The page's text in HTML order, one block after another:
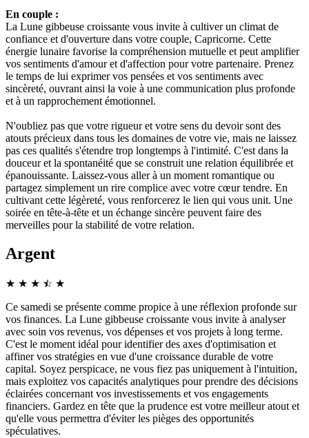
En couple :
La Lune gibbeuse croissante vous invite à cultiver un climat de
confiance et d'ouverture dans votre couple, Capricorne. Cette
énergie lunaire favorise la compréhension mutuelle et peut amplifier
vos sentiments d'amour et d'affection pour votre partenaire. Prenez
le temps de lui exprimer vos pensées et vos sentiments avec
sincèreté, ouvrant ainsi la voie à une communication plus profonde
et à un rapprochement émotionnel.
N'oubliez pas que votre rigueur et votre sens du devoir sont des
atouts précieux dans tous les domaines de votre vie, mais ne laissez
pas ces qualités s'étendre trop longtemps à l'intimité. C'est dans la
douceur et la spontanéité que se construit une relation équilibrée et
épanouissante. Laissez-vous aller à un moment romantique ou
partagez simplement un rire complice avec votre cœur tendre. En
cultivant cette légèreté, vous renforcerez le lien qui vous unit. Une
soirée en tête-à-tête et un échange sincère peuvent faire des
merveilles pour la stabilité de votre relation.
Argent
★ ★ ★ ☆
★ ★
Ce samedi se présente comme propice à une réflexion profonde sur
vos finances. La Lune gibbeuse croissante vous invite à analyser
avec soin vos revenus, vos dépenses et vos projets à long terme.
C'est le moment idéal pour identifier des axes d'optimisation et
affiner vos stratégies en vue d'une croissance durable de votre
capital. Soyez perspicace, ne vous fiez pas uniquement à l'intuition,
mais exploitez vos capacités analytiques pour prendre des décisions
éclairées concernant vos investissements et vos engagements
financiers. Gardez en tête que la prudence est votre meilleur atout et
qu'elle vous permettra d'éviter les pièges des opportunités
spéculatives.